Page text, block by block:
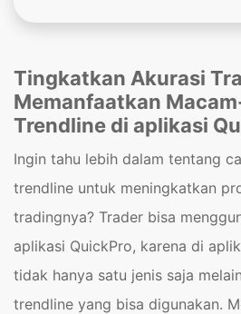
Tingkatkan Akurasi
Memanfaatkan
Trendline di aplikasi
Ingin tahu lebih dalam tentang
trendline untuk meningkatkan
tradingnya? Trader bisa
aplikasi QuickPro, karena di
tidak hanya satu jenis saja
trendline yang bisa digunakan.